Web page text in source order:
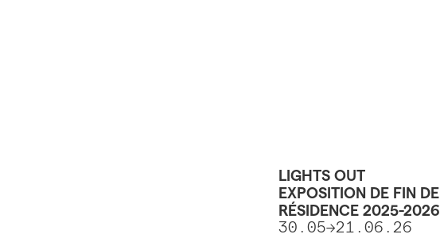
LIGHTS OUT
EXPOSITION DE FIN DE
RÉSIDENCE 2025-2026
30.05->21.06.26